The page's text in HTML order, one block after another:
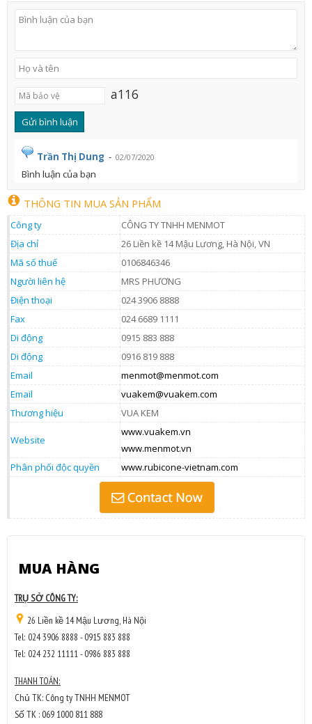
a116
Trần Thị Dung - 02/07/2020
Bình luận của bạn
THÔNG TIN MUA SẢN PHẨM
Công ty
CÔNG TY TNHH MENMOT
Địa chỉ
26 Liền kề 14 Mậu Lương, Hà Nội, VN
Mã số thuế
0106846346
Người liên hệ
MRS PHƯƠNG
Điện thoại
024 3906 8888
Fax
024 6689 1111
Di động
0915 883 888
Di động
0916 819 888
Email
menmot@menmot.com
Email
vuakem@vuakem.com
Thương hiệu
VUA KEM
Website
www.vuakem.vn
www.menmot.vn
Phân phối độc quyền
www.rubicone-vietnam.com
MUA HÀNG
TRỤ SỞ CÔNG TY:
26 Liền kề 14 Mậu Lương, Hà Nội
Tel: 024 3906 8888 - 0915 883 888
Tel: 024 232 11111 - 0986 883 888
THANH TOÁN:
Chủ TK: Công ty TNHH MENMOT
Số TK : 069 1000 811 888